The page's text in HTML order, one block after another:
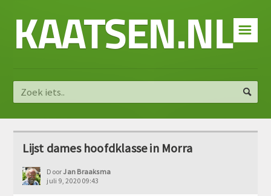
☰
KAATSEN.NL
Lijst dames hoofdklasse in Morra
DoorJan Braaksma
juli 9, 2020 09:43